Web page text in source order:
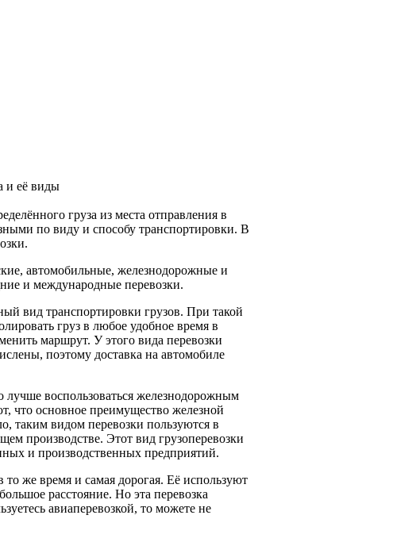
груза из места отправления в
по виду и способу транспортировки. В
автомобильные, железнодорожные и
и международные перевозки.
вид транспортировки грузов. При такой
груз в любое удобное время в
маршрут. У этого вида перевозки
поэтому доставка на автомобиле
воспользоваться железнодорожным
что основное преимущество железной
таким видом перевозки пользуются в
производстве. Этот вид грузоперевозки
и производственных предприятий.
то же время и самая дорогая. Её используют
расстояние. Но эта перевозка
авиаперевозкой, то можете не